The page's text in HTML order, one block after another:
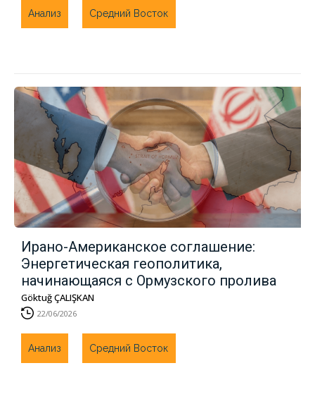
Анализ Средний Восток
Ирано-Американское соглашение:
Энергетическая геополитика,
начинающаяся с Ормузского пролива
Göktuğ ÇALIŞKAN
22/06/2026
Анализ Средний Восток